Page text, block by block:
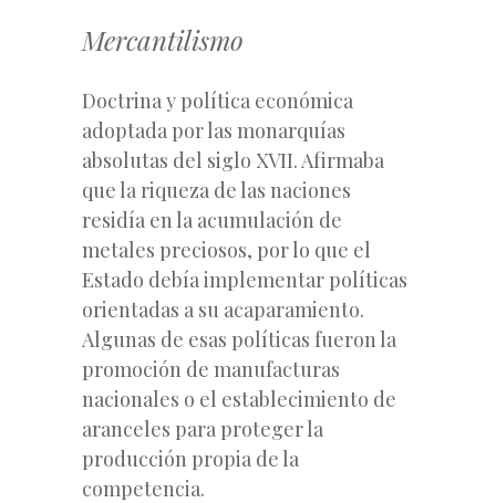
Mercantilismo
Doctrina y política económica
adoptada por las monarquías
absolutas del siglo XVII. Afirmaba
que la riqueza de las naciones
residía en la acumulación de
metales preciosos, por lo que el
Estado debía implementar políticas
orientadas a su acaparamiento.
Algunas de esas políticas fueron la
promoción de manufacturas
nacionales o el establecimiento de
aranceles para proteger la
producción propia de la
competencia.